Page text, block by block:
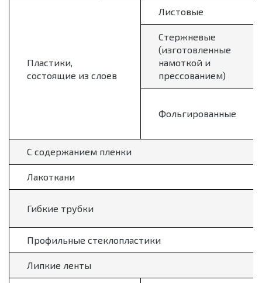
Пластики,
состоящие из слоев
Листовые
Стержневые
(изготовленные
намоткой и
прессованием)
Фольгированные
С содержанием пленки
Лакоткани
Гибкие трубки
Профильные стеклопластики
Липкие ленты